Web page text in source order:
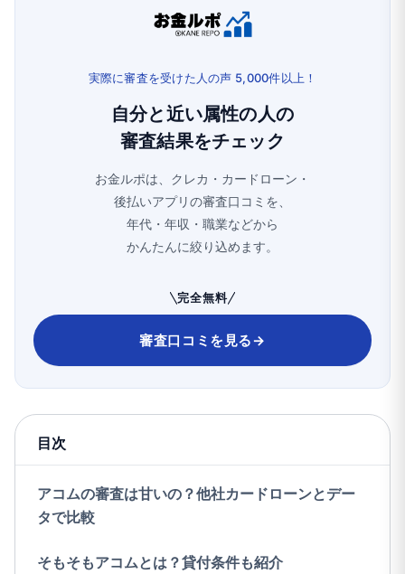
実際に審査を受けた人の声 5,000件以上！
自分と近い属性の人の
審査結果をチェック
お金ルポは、クレカ・カードローン・
後払いアプリの審査口コミを、
年代・年収・職業などから
かんたんに絞り込めます。
完全無料
審査口コミを見る→
目次
アコムの審査は甘いの？他社カードローンとデー
タで比較
そもそもアコムとは？貸付条件も紹介